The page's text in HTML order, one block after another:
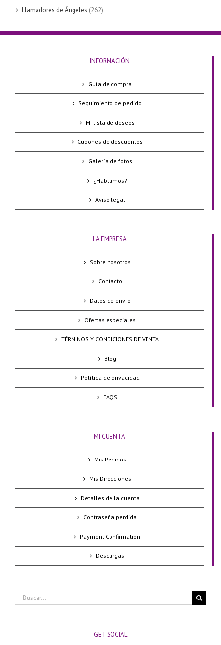
Llamadores de Ángeles (262)
INFORMACIÓN
Guía de compra
Seguimiento de pedido
Mi lista de deseos
Cupones de descuentos
Galería de fotos
¿Hablamos?
Aviso legal
LA EMPRESA
Sobre nosotros
Contacto
Datos de envío
Ofertas especiales
TÉRMINOS Y CONDICIONES DE VENTA
Blog
Política de privacidad
FAQS
MI CUENTA
Mis Pedidos
Mis Direcciones
Detalles de la cuenta
Contraseña perdida
Payment Confirmation
Descargas
Buscar:
GET SOCIAL